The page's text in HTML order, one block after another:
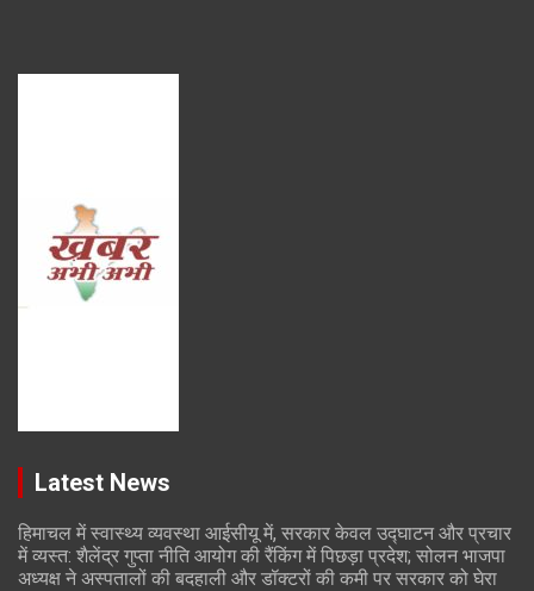
Latest News
हिमाचल में स्वास्थ्य व्यवस्था आईसीयू में, सरकार केवल उद्घाटन और प्रचार
में व्यस्त: शैलेंद्र गुप्ता नीति आयोग की रैंकिंग में पिछड़ा प्रदेश; सोलन भाजपा
अध्यक्ष ने अस्पतालों की बदहाली और डॉक्टरों की कमी पर सरकार को घेरा